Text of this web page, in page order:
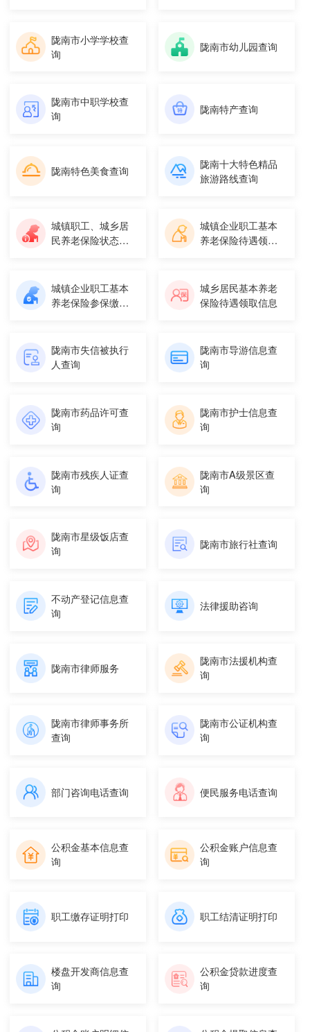
陇南市小学学校查
询
陇南市幼儿园查询
陇南市中职学校查
询
陇南特产查询
陇南特色美食查询
陇南十大特色精品
旅游路线查询
城镇职工、城乡居
民养老保险状态信
城镇企业职工基本
养老保险待遇领取
城镇企业职工基本
养老保险参保缴费
城乡居民基本养老
保险待遇领取信息
陇南市失信被执行
人查询
陇南市导游信息查
询
陇南市药品许可查
询
陇南市护士信息查
询
陇南市残疾人证查
询
陇南市A级景区查
询
陇南市星级饭店查
询
陇南市旅行社查询
不动产登记信息查
询
法律援助咨询
陇南市律师服务
陇南市法援机构查
询
陇南市律师事务所
查询
陇南市公证机构查
询
部门咨询电话查询 便民服务电话查询
公积金基本信息查
询
公积金账户信息查
询
职工缴存证明打印 职工结清证明打印
楼盘开发商信息查
询
公积金贷款进度查
询